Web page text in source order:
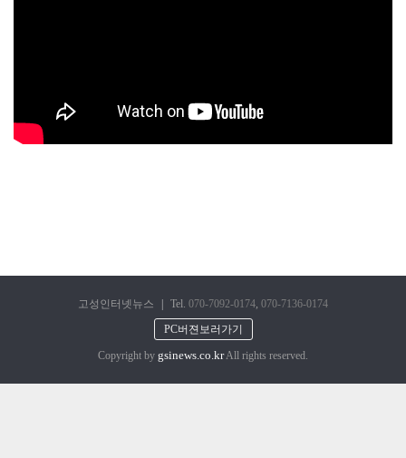
고성인터넷뉴스 Tel. 070-7092-0174, 070-7136-0174
PC버젼보러가기
Copyright by gsinews.co.krAll rights reserved.